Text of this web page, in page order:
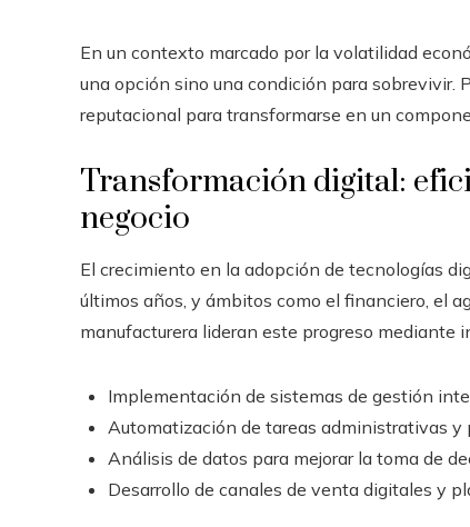
En un contexto marcado por la volatilidad
una opción sino una condición para sobrevivir.
reputacional para transformarse en un
Transformación digital:
negocio
El crecimiento en la adopción de tecnologías
últimos años, y ámbitos como el financiero, el
manufacturera lideran este progreso mediante
Implementación de sistemas de gestión
Automatización de tareas administrativas y
Análisis de datos para mejorar la toma de
Desarrollo de canales de venta digitales y